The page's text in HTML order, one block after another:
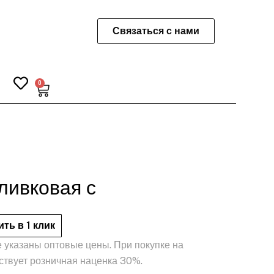
Связаться с нами
0
Корзина
с
в 1 клик
оптовые цены. При покупке на
розничная наценка 30%.